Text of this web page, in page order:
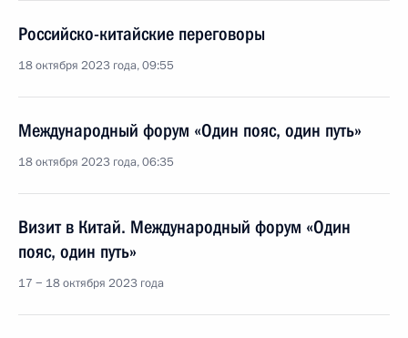
Российско-китайские переговоры
18 октября 2023 года, 09:55
Международный форум «Один пояс, один путь»
18 октября 2023 года, 06:35
Визит в Китай. Международный форум «Один
пояс, один путь»
17 − 18 октября 2023 года